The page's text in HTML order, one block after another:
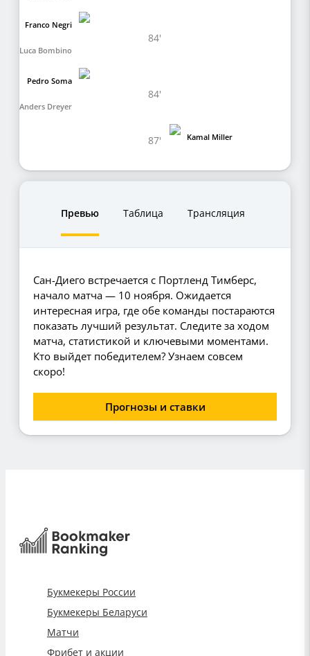
Luca Bombino
Franco Negri
84'
Anders Dreyer
Pedro Soma
84'
87' Kamal Miller
Превью Таблица Трансляция
Сан-Диего встречается с Портленд Тимберс,
начало матча — 10 ноября. Ожидается
интересная игра, где обе команды постараются
показать лучший результат. Следите за ходом
матча, статистикой и ключевыми моментами.
Кто выйдет победителем? Узнаем совсем
скоро!
Прогнозы и ставки
Букмекеры России
Букмекеры Беларуси
Матчи
Фрибет и акции